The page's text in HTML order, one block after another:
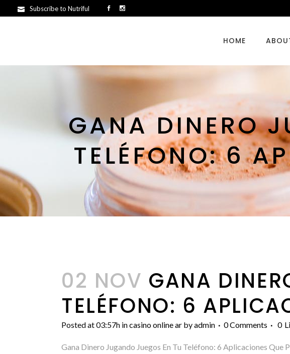
Subscribe to Nutriful
HOME
GANA DINERO
TELÉFONO: 6
02 NOV GANA
TELÉFONO: 6
Posted at 03:57h incasino online ar byadmin 0 Comments 0
Gana Dinero Jugando Juegos En Tu Teléfono: 6 Aplicaciones Que